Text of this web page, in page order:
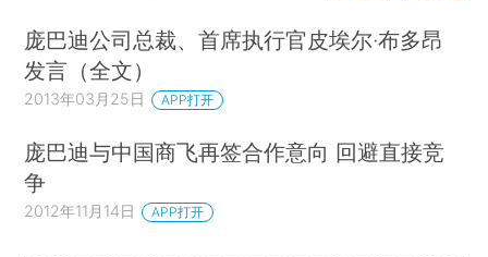
庞巴迪公司总裁、首席执行官皮埃尔·布多昂
发言（全文）
2013年03月25日 APP打开
庞巴迪与中国商飞再签合作意向 回避直接竞
争
2012年11月14日 APP打开